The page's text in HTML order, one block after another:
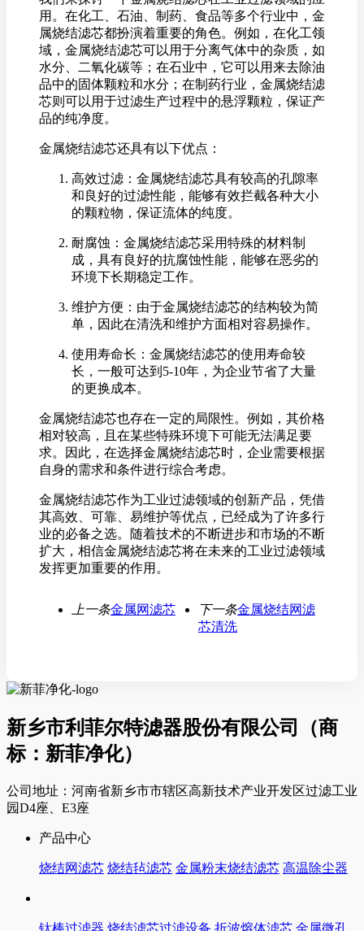
用。在化工、石油、制药、食品等多个行业中，金
属烧结滤芯都扮演着重要的角色。例如，在化工领
域，金属烧结滤芯可以用于分离气体中的杂质，如
水分、二氧化碳等；在石业中，它可以用来去除油
品中的固体颗粒和水分；在制药行业，金属烧结滤
芯则可以用于过滤生产过程中的悬浮颗粒，保证产
品的纯净度。
金属烧结滤芯还具有以下优点：
高效过滤：金属烧结滤芯具有较高的孔隙率
和良好的过滤性能，能够有效拦截各种大小
的颗粒物，保证流体的纯度。
耐腐蚀：金属烧结滤芯采用特殊的材料制
成，具有良好的抗腐蚀性能，能够在恶劣的
环境下长期稳定工作。
维护方便：由于金属烧结滤芯的结构较为简
单，因此在清洗和维护方面相对容易操作。
使用寿命长：金属烧结滤芯的使用寿命较
长，一般可达到5-10年，为企业节省了大量
的更换成本。
金属烧结滤芯也存在一定的局限性。例如，其价格
相对较高，且在某些特殊环境下可能无法满足要
求。因此，在选择金属烧结滤芯时，企业需要根据
自身的需求和条件进行综合考虑。
金属烧结滤芯作为工业过滤领域的创新产品，凭借
其高效、可靠、易维护等优点，已经成为了许多行
业的必备之选。随着技术的不断进步和市场的不断
扩大，相信金属烧结滤芯将在未来的工业过滤领域
发挥更加重要的作用。
上一条金属网滤芯 下一条金属烧结网滤
芯清洗
新乡市利菲尔特滤器股份有限公司（商
标：新菲净化）
公司地址：河南省新乡市市辖区高新技术产业开发区过滤工业
园D4座、E3座
产品中心
烧结网滤芯 烧结毡滤芯 金属粉末烧结滤芯 高温除尘器
钛棒过滤器 烧结滤芯过滤设备 折波熔体滤芯 金属微孔